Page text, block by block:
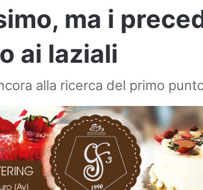
ma i
ai laziali
alla ricerca del primo